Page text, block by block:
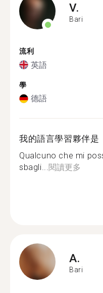
V.
Bari
流利
英語
學
德語
我的語言學習夥伴是
Qualcuno che mi
sbagli...閱讀更多
A.
Bari